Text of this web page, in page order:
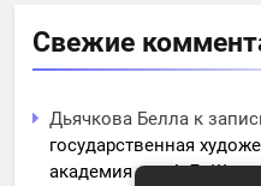
Свежие
Дьячкова Белла к
государственная
академия им. А.Л.